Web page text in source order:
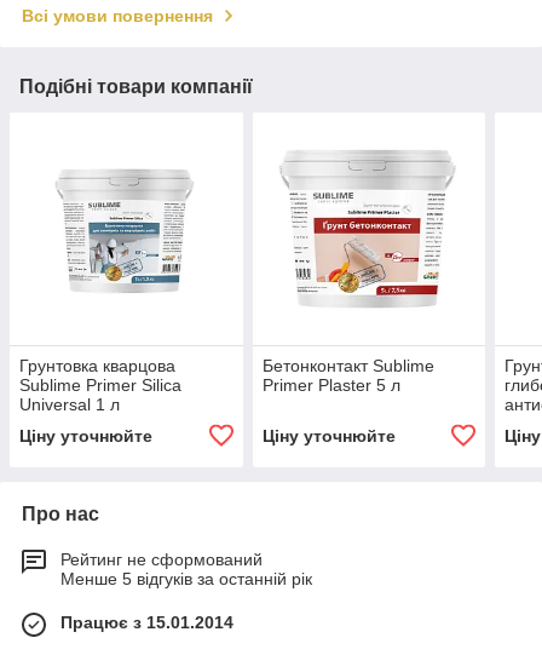
Всі умови повернення
Подібні товари компанії
Грунтовка кварцова
Sublime Primer Silica
Universal 1 л
Ціну уточнюйте
Бетонконтакт Sublime
Primer Plaster 5 л
Ціну уточнюйте
Про нас
Рейтинг не сформований
Менше 5 відгуків за останній рік
Працює з 15.01.2014